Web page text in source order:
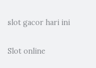
slot gacor hari ini
Slot online